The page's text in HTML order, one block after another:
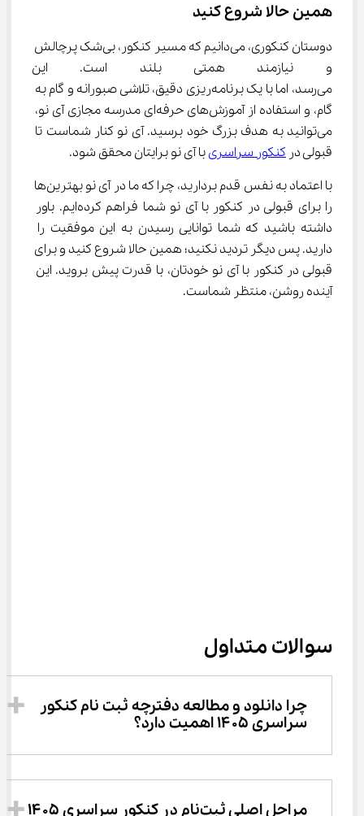
همین حالا شروع کنید
دوستان کنکوری، می‌دانیم که مسیر کنکور، بی‌شک پرچالش
و نیازمند همتی بلند است.
می‌رسد، اما با یک برنامه‌ریزی دقیق، تلاشی صبورانه و گام به
گام، و استفاده از آموزش‌های حرفه‌ای مدرسه مجازی آی نو،
می‌توانید به هدف بزرگ خود برسید. آی ‌نو کنار شماست تا
قبولی در کنکور سراسری با آی نو برایتان محقق شود.
با اعتماد به نفس قدم بردارید، چرا که ما در آی ‌نو بهترین‌ها
را برای قبولی در کنکور با آی نو شما فراهم کرده‌ایم. باور
داشته باشید که شما توانایی رسیدن به این موفقیت را
دارید. پس دیگر تردید نکنید؛ همین حالا شروع کنید و برای
قبولی در کنکور با آی نو خودتان، با قدرت پیش بروید. این
آینده روشن، منتظر شماست.
سوالات متداول
چرا دانلود و مطالعه دفترچه ثبت نام کنکور
سراسری ۱۴۰۵ اهمیت دارد؟